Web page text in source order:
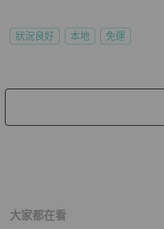
狀況良好 本地 免運
大家都在看